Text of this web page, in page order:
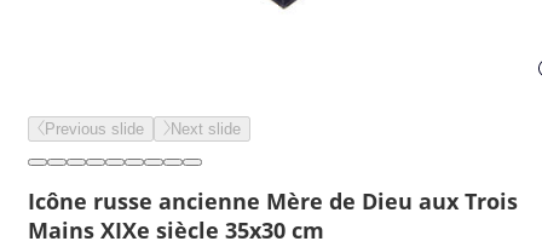
Previous slide Next slide
Icône russe ancienne Mère de Dieu aux Trois
Mains XIXe siècle 35x30 cm